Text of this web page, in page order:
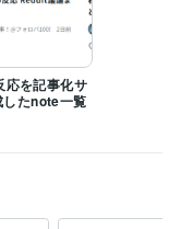
を記事化サ
したnote一覧